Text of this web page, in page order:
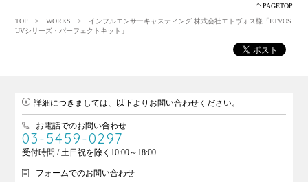
PAGETOP
TOP
>WORKS
> インフルエンサーキャスティング 株式会社エトヴォス様「ETVOS
UVシリーズ・パーフェクトキット」
詳細につきましては、以下よりお問い合わせください。
お電話でのお問い合わせ
03-5459-0297
受付時間 / 土日祝を除く10:00～18:00
フォームでのお問い合わせ